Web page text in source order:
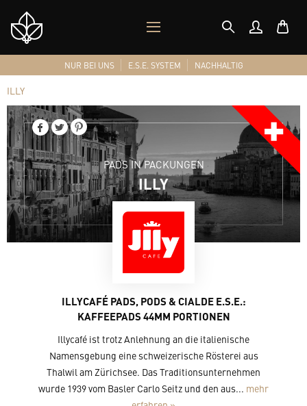
Shop
Logo
MOBILES
MENÜ
NUR BEI UNS E.S.E. SYSTEM NACHHALTIG
ILLY
PADS IN PACKUNGEN
ILLY
ILLYCAFÉ PADS, PODS & CIALDE E.S.E.:
KAFFEEPADS 44MM PORTIONEN
Illycafé ist trotz Anlehnung an die italienische
Namensgebung eine schweizerische Rösterei aus
Thalwil am Zürichsee. Das Traditionsunternehmen
wurde 1939 vom Basler Carlo Seitz und den aus... mehr